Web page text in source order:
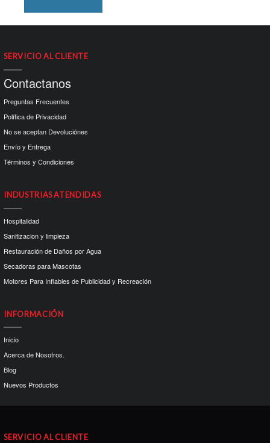
SERVICIO AL CLIENTE
Contactanos
Preguntas Frecuentes
Política de Privacidad
No se aceptan Devoluciónes
Envío y Entrega
Términos y Condiciones
INDUSTRIAS ATENDIDAS
Hospitalidad
Sanitizacion y limpieza
Restauración de Daños por Agua
Secadoras para Mascotas
Motores Para Inflables de Publicidad y Recreación
INFORMACIÓN
Inicio
Acerca de Nosotros.
Blog
Nuevos Productos
SERVICIO AL CLIENTE